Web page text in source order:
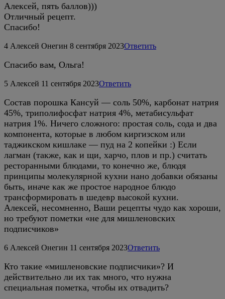
Алексей, пять баллов)))
Отличный рецепт.
Спасибо!
4 Алексей Онегин 8 сентября 2023Ответить
Спасибо вам, Ольга!
5 Алексей 11 сентября 2023Ответить
Состав порошка Кансуй — соль 50%, карбонат натрия
45%, триполифосфат натрия 4%, метабисульфат
натрия 1%. Ничего сложного: простая соль, сода и два
компонента, которые в любом киргизском или
таджикском кишлаке — пуд на 2 копейки :) Если
лагман (также, как и щи, харчо, плов и пр.) считать
ресторанными блюдами, то конечно же, блюдя
принципы молекулярной кухни нано добавки обязаны
быть, иначе как же простое народное блюдо
трансформировать в шедевр высокой кухни.
Алексей, несомненно, Ваши рецепты чудо как хороши,
но требуют пометки «не для мишленовских
подписчиков»
6 Алексей Онегин 11 сентября 2023Ответить
Кто такие «мишленовские подписчики»? И
действительно ли их так много, что нужна
специальная пометка, чтобы их отвадить?